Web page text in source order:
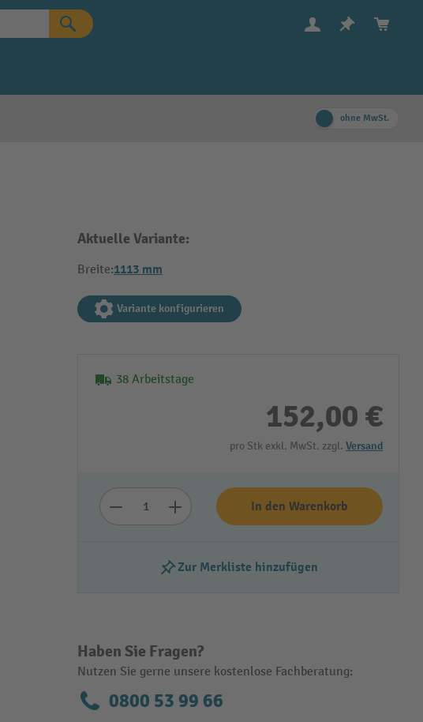
ohne MwSt.
Aktuelle Variante:
Breite:1113 mm
Variante konfigurieren
38 Arbeitstage
152,00 €
pro Stk exkl. MwSt. zzgl. Versand
In den Warenkorb
Zur Merkliste hinzufügen
Haben Sie Fragen?
Nutzen Sie gerne unsere kostenlose Fachberatung:
0800 53 99 66